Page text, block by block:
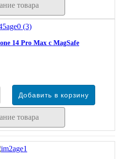
товара
14 Pro Max с MagSafe
товара